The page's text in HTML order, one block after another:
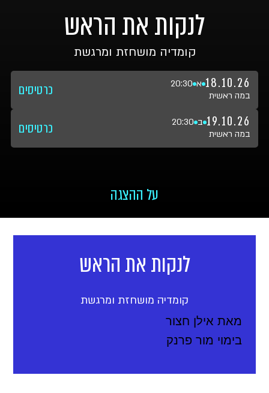
לנקות את הראש
קומדיה מושחזת ומרגשת
18.10.26 א 20:30
במה ראשית
כרטיסים
19.10.26 ב 20:30
במה ראשית
כרטיסים
על ההצגה
לנקות את הראש
קומדיה מושחזת ומרגשת
מאת אילן חצור
בימוי מור פרנק